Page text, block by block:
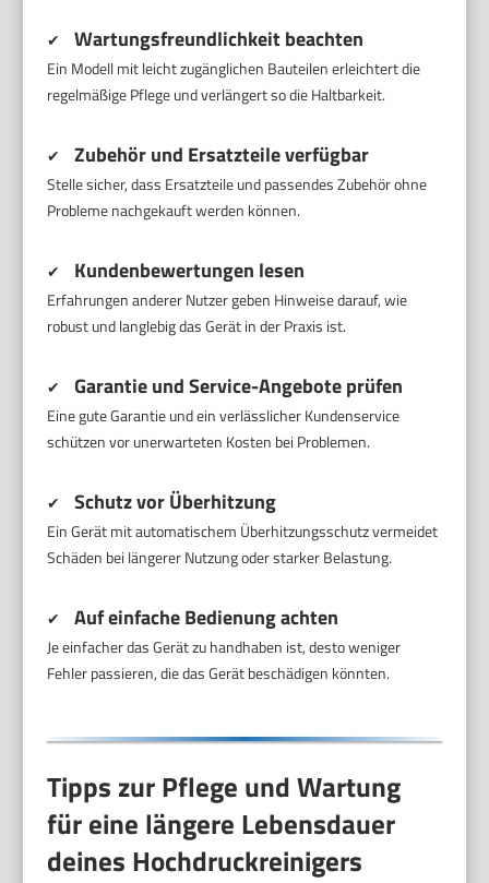
✔ Wartungsfreundlichkeit beachten
Ein Modell mit leicht zugänglichen Bauteilen erleichtert die
regelmäßige Pflege und verlängert so die Haltbarkeit.
✔ Zubehör und Ersatzteile verfügbar
Stelle sicher, dass Ersatzteile und passendes Zubehör ohne
Probleme nachgekauft werden können.
✔ Kundenbewertungen lesen
Erfahrungen anderer Nutzer geben Hinweise darauf, wie
robust und langlebig das Gerät in der Praxis ist.
✔ Garantie und Service-Angebote prüfen
Eine gute Garantie und ein verlässlicher Kundenservice
schützen vor unerwarteten Kosten bei Problemen.
✔ Schutz vor Überhitzung
Ein Gerät mit automatischem Überhitzungsschutz vermeidet
Schäden bei längerer Nutzung oder starker Belastung.
✔ Auf einfache Bedienung achten
Je einfacher das Gerät zu handhaben ist, desto weniger
Fehler passieren, die das Gerät beschädigen könnten.
Tipps zur Pflege und Wartung
für eine längere Lebensdauer
deines Hochdruckreinigers